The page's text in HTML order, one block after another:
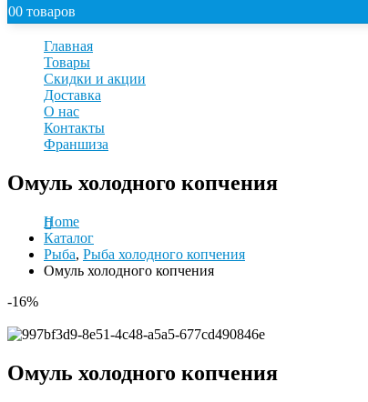
00 товаров
Главная
Товары
Скидки и акции
Доставка
О нас
Контакты
Франшиза
Омуль холодного копчения
Home
Каталог
Рыба, Рыба холодного копчения
Омуль холодного копчения
-16%
Омуль холодного копчения